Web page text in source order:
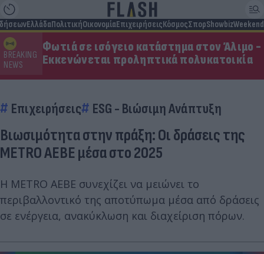
ΕλλάδαΠολιτικήΟικονομίαΕπιχειρήσειςΚόσμοςΣπορShowbizWeekend
BREAKING
NEWS
Φωτιά σε ισόγειο κατάστημα στον Άλιμο -
Εκκενώνεται προληπτικά πολυκατοικία
Επιχειρήσεις ESG - Bιώσιμη Aνάπτυξη
Βιωσιμότητα στην πράξη: Οι δράσεις της
METRO ΑΕΒΕ μέσα στο 2025
Η METRO ΑΕΒΕ συνεχίζει να μειώνει το
περιβαλλοντικό της αποτύπωμα μέσα από δράσεις
σε ενέργεια, ανακύκλωση και διαχείριση πόρων.